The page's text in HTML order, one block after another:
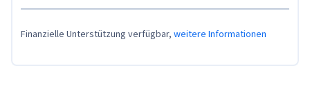
Finanzielle Unterstützung verfügbar, weitere Informationen